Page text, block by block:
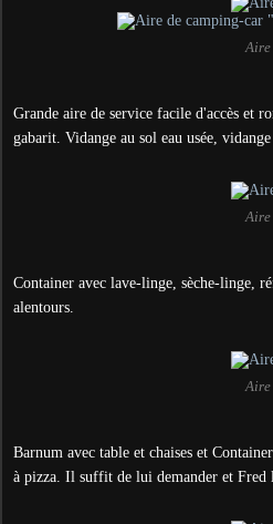
Aire
Grande aire de service facile d'accès et
gabarit. Vidange au sol eau usée, vidange
Aire
Container avec lave-linge, sèche-linge,
alentours.
Aire
Barnum avec table et chaises et
à pizza. Il suffit de lui demander et Fred